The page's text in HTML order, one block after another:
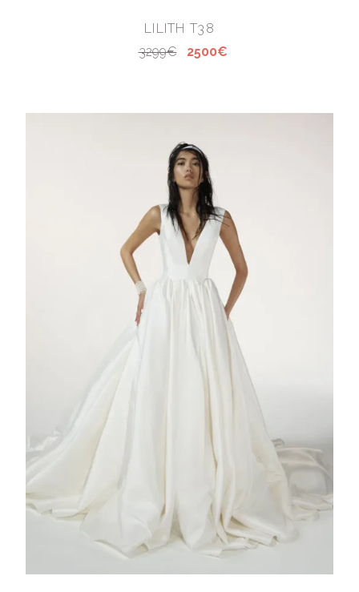
LILITH T38
3299€
2500€